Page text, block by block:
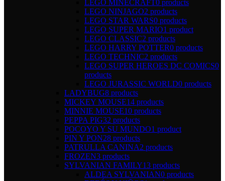
LEGO MINECRAFT0 products
LEGO NINJAGO2 products
LEGO STAR WARS0 products
LEGO SUPER MARIO1 product
LEGO CLASSIC2 products
LEGO HARRY POTTER0 products
LEGO TECHNIC2 products
LEGO SUPER HEROES DC COMICS0
products
LEGO JURASSIC WORLD0 products
LADYBUG8 products
MICKEY MOUSE14 products
MINNIE MOUSE10 products
PEPPA PIG32 products
POCOYO Y SU MUNDO1 product
PIN Y PON28 products
PATRULLA CANINA2 products
FROZEN3 products
SYLVANIAN FAMILY13 products
ALDEA SYLVANIAN0 products